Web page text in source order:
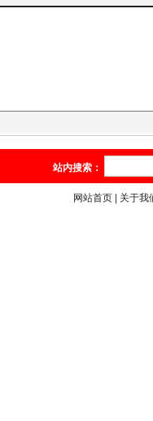
站内搜索：
网站首页| 关于我